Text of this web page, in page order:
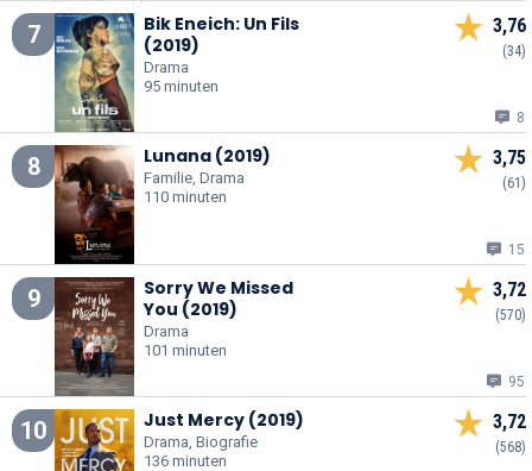
7
Bik Eneich: Un Fils
(2019)
Drama
95 minuten
3,76
(34)
8
8 Lunana (2019)
Familie, Drama
110 minuten
3,75
(61)
15
9
Sorry We Missed
You (2019)
Drama
101 minuten
3,72
(570)
95
10 Just Mercy (2019)
Drama, Biografie
136 minuten
3,72
(568)